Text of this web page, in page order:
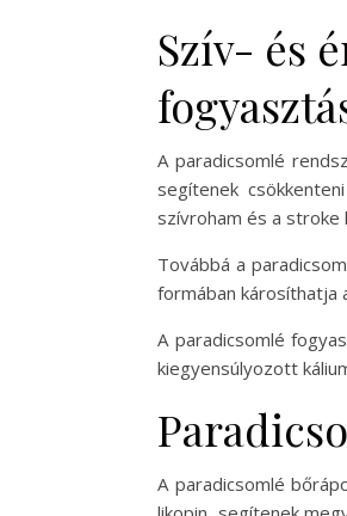
Szív- és
A paradicsomlé
segítenek
szívroham és a stroke
Továbbá a
formában károsíthatja
A paradicsomlé
kiegyensúlyozott
A paradicsomlé